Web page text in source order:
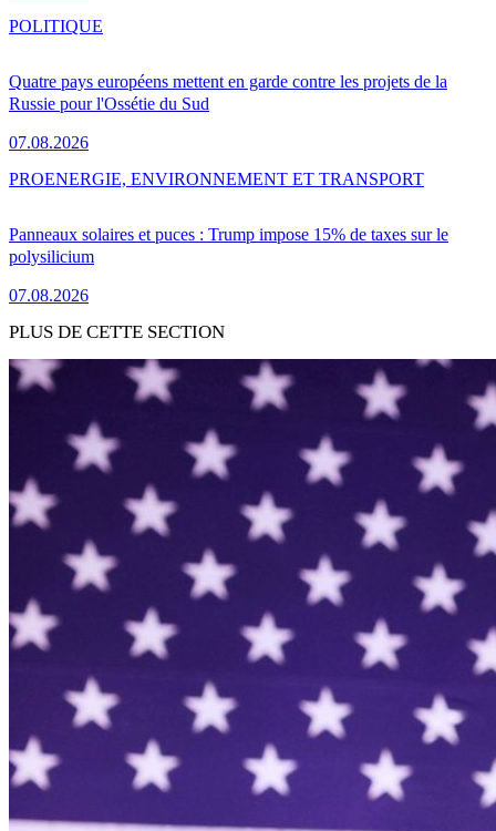
Quatre pays européens mettent en garde contre les projets de la
Russie pour l'Ossétie du Sud
07.08.2026
POLITIQUE
Panneaux solaires et puces : Trump impose 15% de taxes sur le
polysilicium
07.08.2026
PROENERGIE, ENVIRONNEMENT ET TRANSPORT
PLUS DE CETTE SECTION